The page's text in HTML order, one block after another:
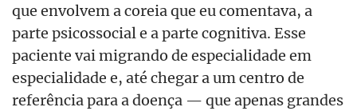
que envolvem a coreia que eu comentava, a
parte psicossocial e a parte cognitiva. Esse
paciente vai migrando de especialidade em
especialidade e, até chegar a um centro de
referência para a doença — que apenas grandes